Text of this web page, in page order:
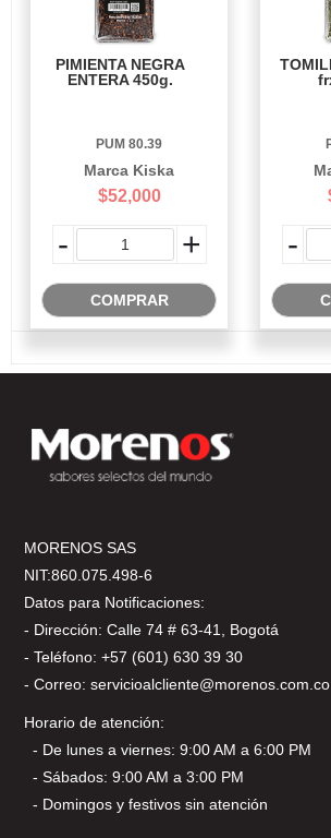
PIMIENTA NEGRA
ENTERA 450g.
PUM 80.39
Marca Kiska
$52,000
- +
COMPRAR
-
MORENOS SAS
NIT:860.075.498-6
Datos para Notificaciones:
- Dirección: Calle 74 # 63-41, Bogotá
- Teléfono: +57 (601) 630 39 30
- Correo: servicioalcliente@morenos.com.co
Horario de atención:
- De lunes a viernes: 9:00 AM a 6:00 PM
- Sábados: 9:00 AM a 3:00 PM
- Domingos y festivos sin atención